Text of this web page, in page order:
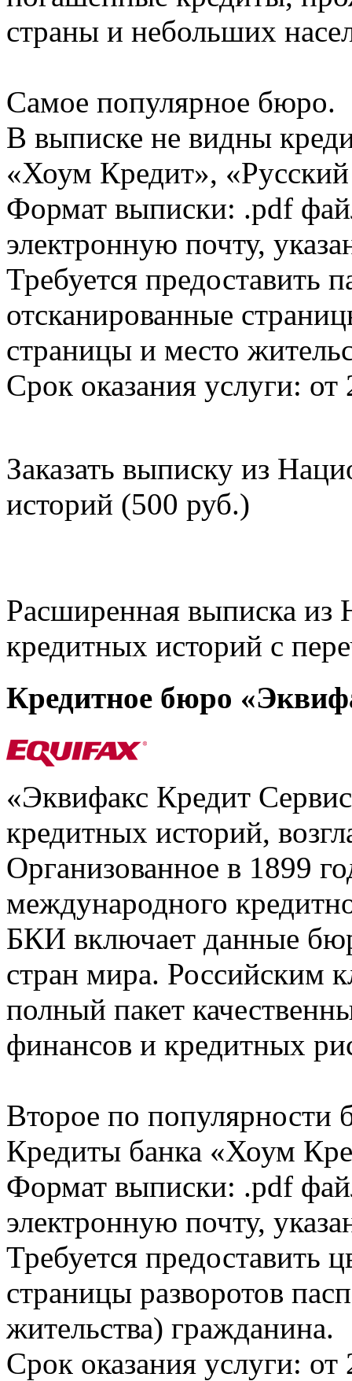
страны и небольших
Самое популярное бюро.
В выписке не видны
«Хоум Кредит»,
Формат выписки: .pdf
электронную почту,
Требуется предоставить
отсканированные
страницы и место
Срок оказания услуги: от
Заказать выписку из
историй (500 руб.)
Расширенная выписка из
кредитных историй с
Кредитное бюро
«Эквифакс Кредит
кредитных историй,
Организованное в 1899
международного
БКИ включает данные
стран мира. Российским
полный пакет
финансов и кредитных
Второе по популярности
Кредиты банка «Хоум
Формат выписки: .pdf
электронную почту,
Требуется предоставить
страницы разворотов
жительства) гражданина.
Срок оказания услуги: от